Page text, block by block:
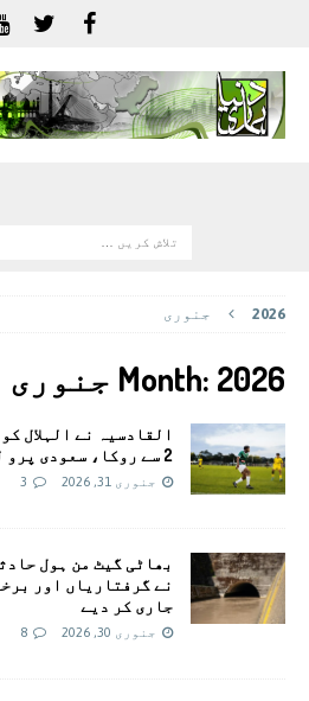
2026 جنوری
Month: 2026 جنوری
2 سے روکا، سعودی پرو لیگ میں بڑا اپ سیٹ
جنوری 31, 2026 3
بھاٹی گیٹ من ہول
نے گرفتاریاں اور
جاری کر دیے
جنوری 30, 2026 8